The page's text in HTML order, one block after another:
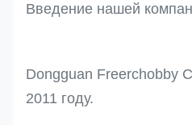
Введение нашей
Dongguan Freerchobby
2011 году.